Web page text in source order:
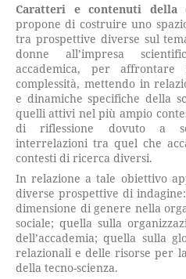
Caratteri e contenuti della
propone di costruire uno
tra prospettive diverse sul
donne all’impresa
accademica, per
complessità, mettendo in
e dinamiche specifiche della
quelli attivi nel più ampio
di riflessione dovuto a
interrelazioni tra quel che
contesti di ricerca diversi.
In relazione a tale obiettivo
diverse prospettive di
dimensione di genere nella
sociale; quella sulla
dell’accademia; quella sulla
relazionali e delle risorse per
della tecno-scienza.